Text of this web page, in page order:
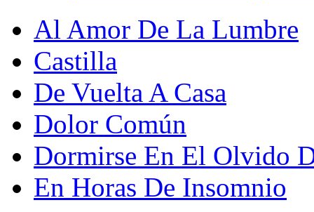
Al Amor De La Lumbre
Castilla
De Vuelta A Casa
Dolor Común
Dormirse En El Olvido
En Horas De Insomnio